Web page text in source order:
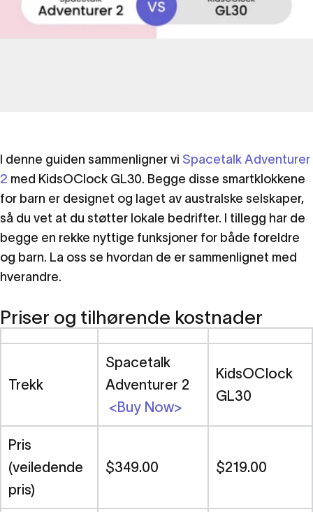
RomsnakkAdventurer 2vs
Sammenligningavpriser,
funksjonerogsikkerhet
9. april 2024
Romsnakk Adventurer 2 vs KidsOClock
I denne guiden sammenligner vi Spacetalk Adventurer
2 med KidsOClock GL30. Begge disse smartklokkene
for barn er designet og laget av australske selskaper,
så du vet at du støtter lokale bedrifter. I tillegg har de
begge en rekke nyttige funksjoner for både foreldre
og barn. La oss se hvordan de er sammenlignet med
hverandre.
Priser og tilhørende kostnader
Trekk
Spacetalk
Adventurer 2
<Buy Now>
KidsOClock
GL30
Pris
(veiledende
pris)
$349.00 $219.00